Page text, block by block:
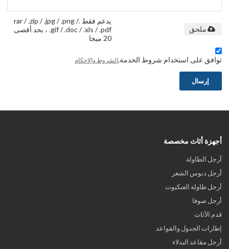
يدعم فقط .rar / .zip / .jpg / .png /
.gif / .doc / .xls / .pdf ، بحد أقصى
20 ميجا
ملحق
توافق على استخدام شروط الخدمة,الشروط والاحكام
إرسال
أجهزة أثاث مخصصة
أرجل الطاولة
أرجل دبوس الشعر
أرجل طاولة العنكبوت
أرجل صوفا
قدم الأثاث
إطارات الجدول والقواعد
أرجل مقاعد البدلاء